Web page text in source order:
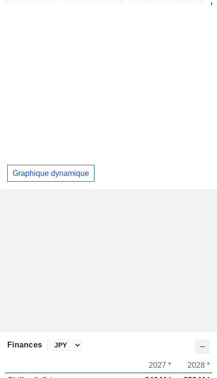
Graphique dynamique
Finances
2027 *
2028 *